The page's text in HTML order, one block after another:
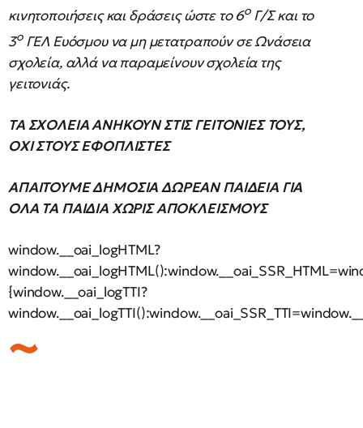
κινητοποιήσεις και δράσεις ώστε το 6οΓ/Σ και το
3οΓΕΛ Ευόσμου να μη μετατραπούν σε Ωνάσεια
σχολεία, αλλά να παραμείνουν σχολεία της
γειτονιάς.
ΤΑ ΣΧΟΛΕΙΑ ΑΝΗΚΟΥΝ ΣΤΙΣ ΓΕΙΤΟΝΙΕΣ ΤΟΥΣ,
ΟΧΙ ΣΤΟΥΣ ΕΦΟΠΛΙΣΤΕΣ
ΑΠΑΙΤΟΥΜΕ ΔΗΜΟΣΙΑ ΔΩΡΕΑΝ ΠΑΙΔΕΙΑ ΓΙΑ
ΟΛΑ ΤΑ ΠΑΙΔΙΑ ΧΩΡΙΣ ΑΠΟΚΛΕΙΣΜΟΥΣ
window.__oai_logHTML?
{window.__oai_logTTI?